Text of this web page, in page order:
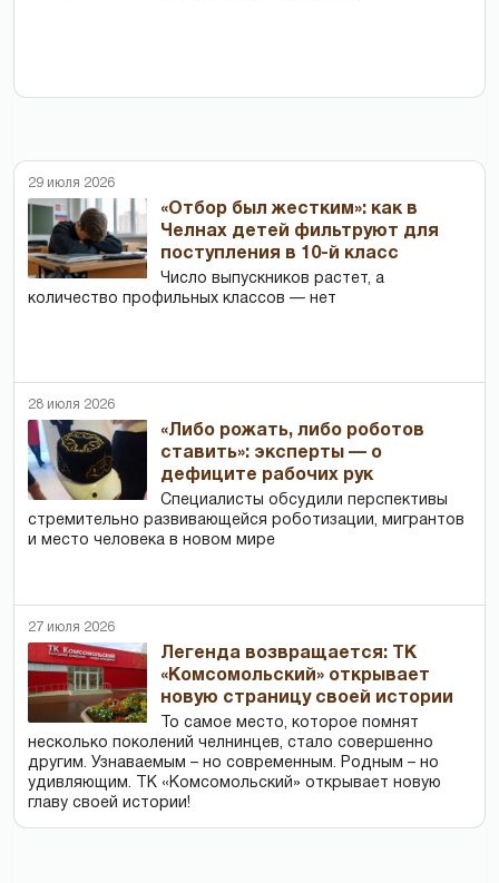
29 июля 2026
«Отбор был жестким»: как в
Челнах детей фильтруют для
поступления в 10-й класс
Число выпускников растет, а
количество профильных классов — нет
28 июля 2026
«Либо рожать, либо роботов
ставить»: эксперты — о
дефиците рабочих рук
Специалисты обсудили перспективы
стремительно развивающейся роботизации, мигрантов
и место человека в новом мире
27 июля 2026
Легенда возвращается: ТК
«Комсомольский» открывает
новую страницу своей истории
То самое место, которое помнят
несколько поколений челнинцев, стало совершенно
другим. Узнаваемым – но современным. Родным – но
удивляющим. ТК «Комсомольский» открывает новую
главу своей истории!